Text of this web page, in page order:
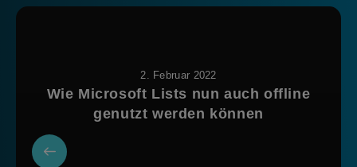
2. Februar 2022
Wie Microsoft Lists nun auch offline
genutzt werden können